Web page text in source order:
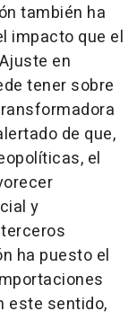
también ha
impacto que el
en
tener sobre
de que,
el
y
ha puesto el
este sentido,